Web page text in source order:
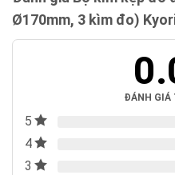
Ø170mm, 3 kìm đo)
ĐÁNH GIÁ
5
4
3